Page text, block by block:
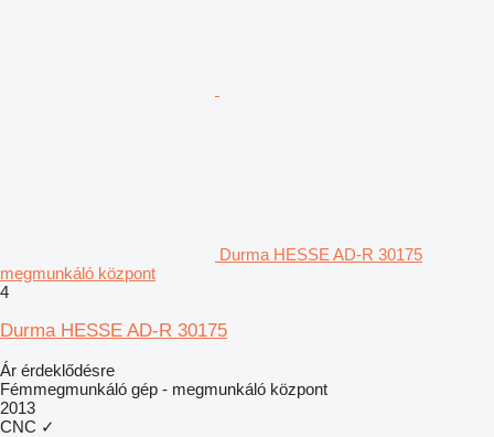
Durma HESSE AD-R 30175
megmunkáló központ
4
Durma HESSE AD-R 30175
Ár érdeklődésre
Fémmegmunkáló gép - megmunkáló központ
2013
CNC ✓